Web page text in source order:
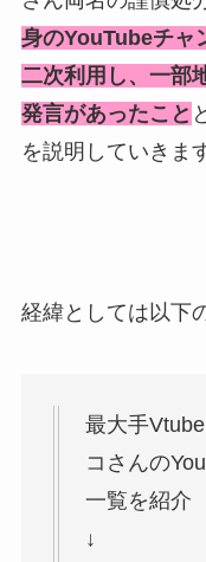
身のYouTubeチャ
二次利用し、一部
発言があったこと
を説明していきま
経緯としては以下
最大手
コさんの
一覧を紹介
↓